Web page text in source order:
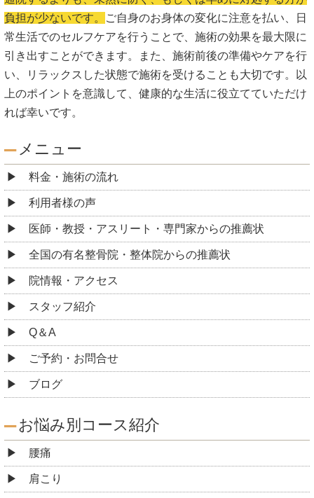
負担が少ないです。
ご自身のお身体の変化に注意を払い、日
常生活でのセルフケアを行うことで、施術の効果を最大限に
引き出すことができます。また、施術前後の準備やケアを行
い、リラックスした状態で施術を受けることも大切です。以
上のポイントを意識して、健康的な生活に役立てていただけ
れば幸いです。
メニュー
料金・施術の流れ
利用者様の声
医師・教授・アスリート・専門家からの推薦状
全国の有名整骨院・整体院からの推薦状
院情報・アクセス
スタッフ紹介
Q＆A
ご予約・お問合せ
ブログ
お悩み別コース紹介
腰痛
肩こり